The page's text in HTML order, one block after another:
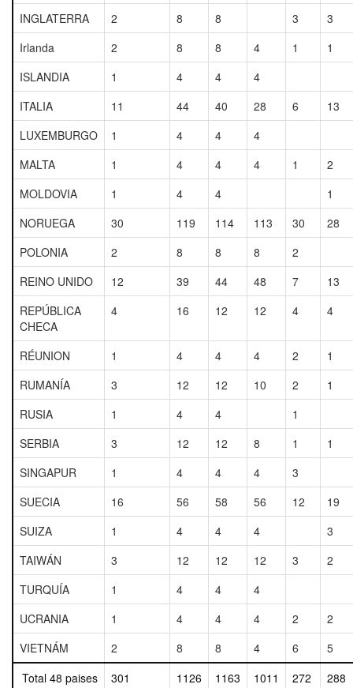
INGLATERRA
2 8 8 3
3
Irlanda
2 8 8 4 1
1
ISLANDIA
1 4 4
4
ITALIA
11 44 40 28 6
13
LUXEMBURGO
1 4 4
4
MALTA
1 4 4 4 1
2
MOLDOVIA
1 4 4
1
NORUEGA
30 119 114 113 30
28
POLONIA
2 8 8 8
2
REINO UNIDO
12 39 44 48 7
13
REPÚBLICA
CHECA
4 16 12 12 4 4
RÉUNION 1 4 4 4 2
1
RUMANÍA
3 12 12 10 2
1
RUSIA
1 4 4
1
SERBIA
3 12 12 8 1
1
SINGAPUR
1 4 4 4
3
SUECIA
16 56 58 56 12
19
SUIZA
1 4 4 4
3
TAIWÁN
3 12 12 12 3
2
TURQUÍA
1 4 4
4
UCRANIA
1 4 4 4 2
2
VIETNÁM
2 8 8 4 6
5
Total 48 paises
301 1126 1163 1011 272 288